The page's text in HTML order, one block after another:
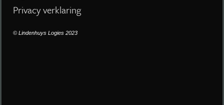
Privacy verklaring
© Lindenhuys Logies 2023